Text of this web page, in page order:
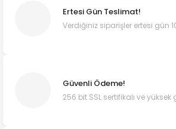
Ertesi Gün Teslimat!
Verdiğiniz siparişler ertesi gün
Güvenli Ödeme!
256 bit SSL sertifikalı ve